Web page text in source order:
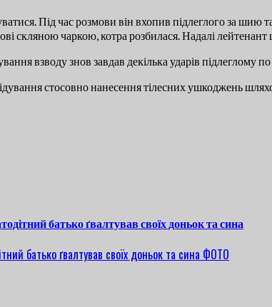
Під час розмови він вхопив підлеглого за
скляною чаркою, котра розбилася. Надалі лейтенант
взводу знов завдав декілька ударів підлеглому
стосовно нанесення тілесних ушкоджень
батько ґвалтував своїх доньок та сина